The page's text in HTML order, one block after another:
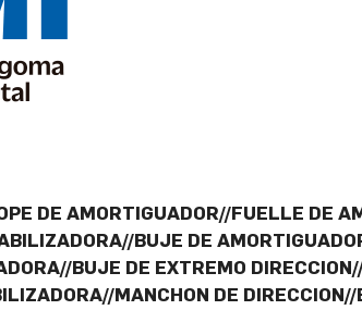
DE AMORTIGUADOR//FUELLE DE
BUJE DE
BUJE DE EXTREMO
MANCHON DE